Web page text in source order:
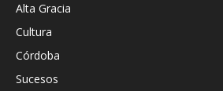
Alta Gracia
Cultura
Córdoba
Sucesos